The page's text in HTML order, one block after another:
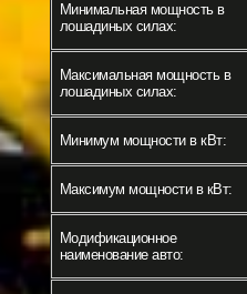
Минимальная мощность в
лошадиных силах:
Максимальная мощность в
лошадиных силах:
Минимум мощности в кВт:
Максимум мощности в кВт:
Модификационное
наименование авто: